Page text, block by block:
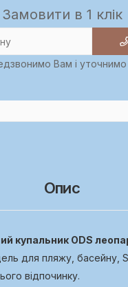
Замовити в 1 клік
Вам і уточнимо
Опис
купальник ODS
для пляжу, басейну,
відпочинку.